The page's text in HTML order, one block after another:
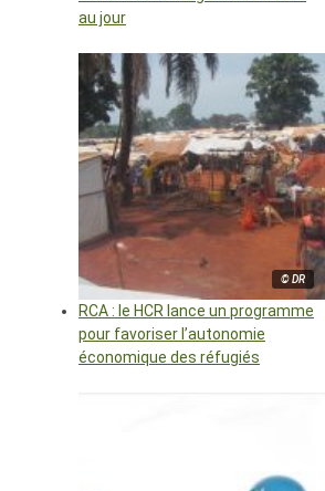
au jour
© DR
RCA : le HCR lance un programme
pour favoriser l’autonomie
économique des réfugiés